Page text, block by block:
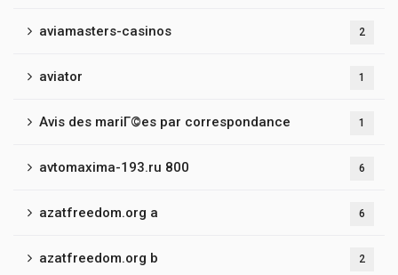
aviamasters-casinos 2
aviator 1
Avis des mariГ©es par correspondance 1
avtomaxima-193.ru 800 6
azatfreedom.org a 6
azatfreedom.org b 2